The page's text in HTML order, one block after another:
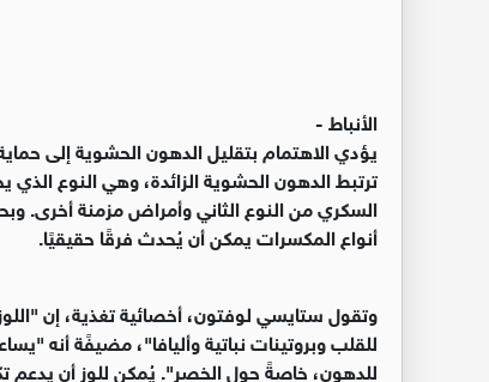
الأنباط -
يؤدي الاهتمام بتقليل الدهون الحشوية إلى
ترتبط الدهون الحشوية الزائدة، وهي النوع الذي
أنواع المكسرات يمكن أن يُحدث فرقًا حقيقيًا.
وتقول ستايسي لوفتون، أخصائية تغذية، إن
للقلب وبروتينات نباتية وأليافا"، مضيفًة أنه
للدهون، خاصةً حول الخصر". يُمكن للوز أن يدعم